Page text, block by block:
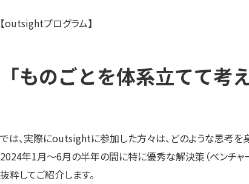
【outsightプログラム】
「ものごとを体系立てて
では、実際にoutsightに参加した方々は、どのような思考を身
2024年1月〜6月の半年の間に特に優秀な解決策（ベンチャ
抜粋してご紹介します。